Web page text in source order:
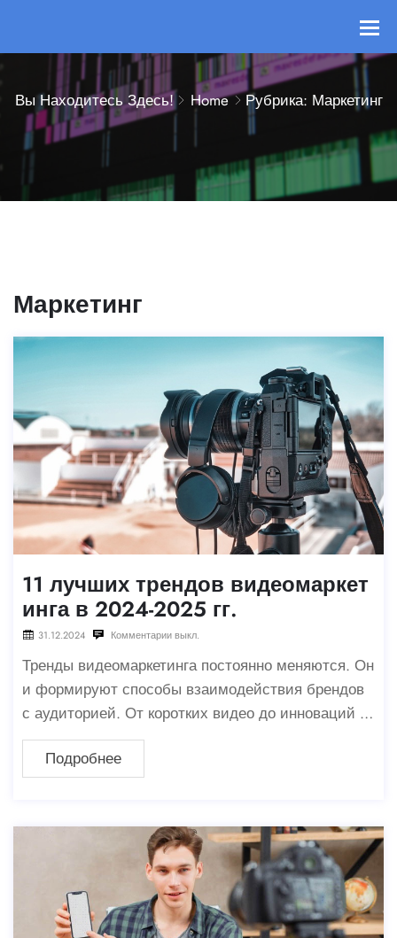
Вы Находитесь Здесь! Home Рубрика: Маркетинг
Маркетинг
11 лучших трендов видеомаркет
инга в 2024-2025 гг.
31.12.2024 Комментарии выкл.
Тренды видеомаркетинга постоянно меняются. Он
и формируют способы взаимодействия брендов
с аудиторией. От коротких видео до инноваций в
области искусственного интеллекта — главные тр
енды видеомаркетинга на 2024–2025 годы опред
еляют будущее создания контента. Наблюдение з
Подробнее